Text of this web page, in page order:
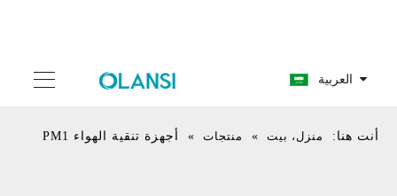
العربية
أنت هنا: منزل، بيت » منتجات » أجهزة تنقية الهواء PM1